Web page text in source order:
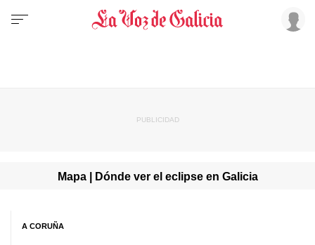
Mapa | Dónde ver el eclipse en Galicia
A CORUÑA